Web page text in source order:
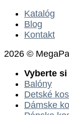
Katalóg
Blog
Kontakt
2026 ©
Vyberte
Balóny
Detské
Dámske